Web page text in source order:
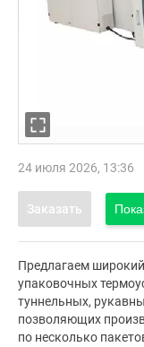
24 июля 2026, 13:36
Заказать
Предлагаем
упаковочных
туннельных,
позволяющих
по несколько